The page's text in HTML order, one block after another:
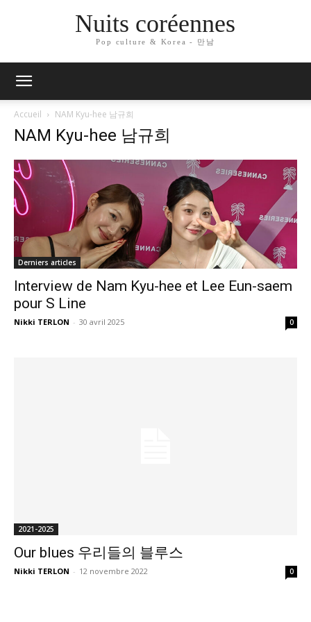
Nuits coréennes
Pop culture & Korea - 만남
Accueil NAM Kyu-hee 남규희
NAM Kyu-hee 남규희
Derniers articles
Interview de Nam Kyu-hee et Lee Eun-saem
pour S Line
Nikki TERLON - 30 avril 2025 0
2021-2025
Our blues 우리들의 블루스
Nikki TERLON - 12 novembre 2022 0